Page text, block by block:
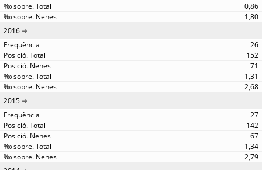
0,86
1,80
2016
26
152
71
1,31
2,68
2015
27
142
67
1,34
2,79